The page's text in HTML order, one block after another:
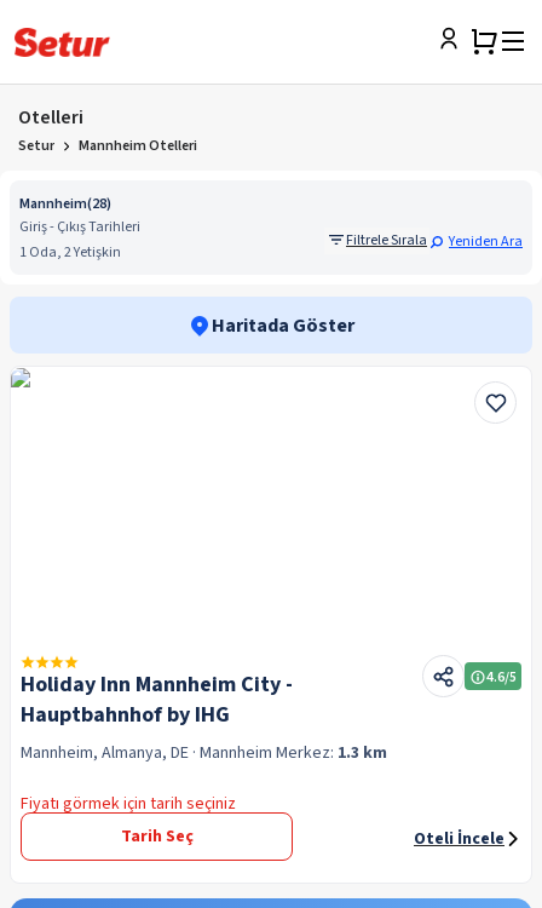
Otelleri
Setur Mannheim Otelleri
Mannheim(28)
Giriş - Çıkış Tarihleri
1 Oda, 2 Yetişkin
Filtrele Sırala Yeniden Ara
Haritada Göster
Holiday Inn Mannheim City -
Hauptbahnhof by IHG
4.6/5
Mannheim, Almanya, DE · Mannheim Merkez: 1.3 km
Fiyatı görmek için tarih seçiniz
Tarih Seç
Oteli İncele